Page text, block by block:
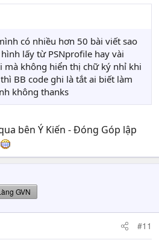
có nhiều hơn 50 bài viết sao
lấy từ PSNprofile hay vài
mà không hiển thị chữ ký nhỉ khi
BB code ghi là tắt ai biết làm
không thanks
bên Ý Kiến - Đóng Góp lập
GVN
#11